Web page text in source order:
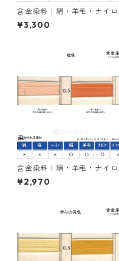
含金染料｜絹・羊毛・ナイロ
ンを染める｜100g｜イレミア
ブラックRL（赤みの黒色）
¥3,300
含金染料｜絹・羊毛・ナイロ
ンを染める｜100g｜ラニール
オレンヂＲ（橙色）
¥2,970